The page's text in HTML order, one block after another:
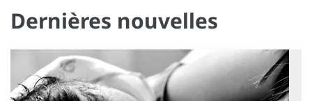
Dernières nouvelles